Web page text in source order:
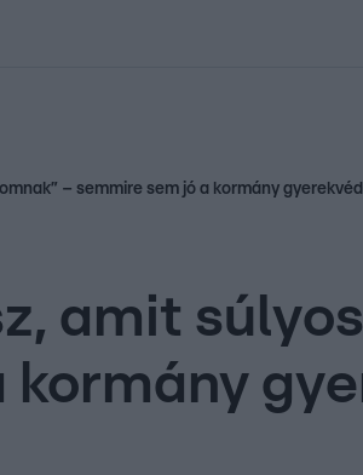
– semmire sem jó a kormány
amit
kormány